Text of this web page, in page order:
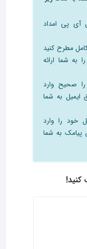
آی پی امداد
مطرح کنید
به شما ارائه
صحیح وارد
ایمیل به شما
خود را وارد
پیامک به شما
کنید!